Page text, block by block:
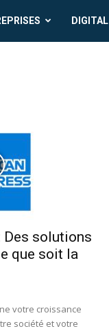
DIGITAL
Des solutions
que soit la
votre croissance
société et votre